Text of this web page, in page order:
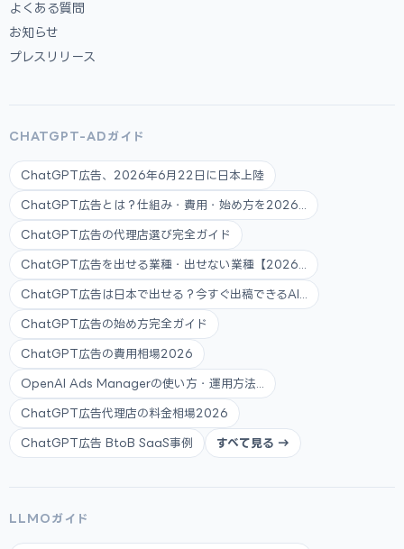
よくある質問
お知らせ
プレスリリース
CHATGPT-ADガイド
ChatGPT広告、2026年6月22日に日本上陸
ChatGPT広告とは？仕組み・費用・始め方を2026...
ChatGPT広告の代理店選び完全ガイド
ChatGPT広告を出せる業種・出せない業種【2026...
ChatGPT広告は日本で出せる？今すぐ出稿できるAI...
ChatGPT広告の始め方完全ガイド
ChatGPT広告の費用相場2026
OpenAI Ads Managerの使い方・運用方法...
ChatGPT広告代理店の料金相場2026
ChatGPT広告 BtoB SaaS事例 すべて見る →
LLMOガイド